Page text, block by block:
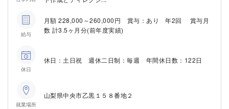
給与
月額 228,000～260,000円 賞与：あり 年2回 賞与月
数 計3.5ヶ月分(前年度実績)
休日
休日：土日祝 週休二日制：毎週 年間休日数：122日
就業場所
山梨県中央市乙黒１５８番地２